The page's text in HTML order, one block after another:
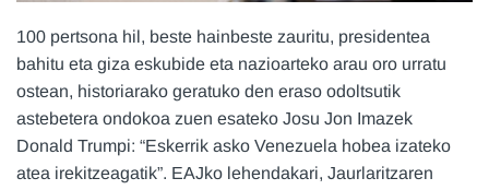
100 pertsona hil, beste hainbeste zauritu, presidentea
bahitu eta giza eskubide eta nazioarteko arau oro urratu
ostean, historiarako geratuko den eraso odoltsutik
astebetera ondokoa zuen esateko Josu Jon Imazek
Donald Trumpi: “Eskerrik asko Venezuela hobea izateko
atea irekitzeagatik”. EAJko lehendakari, Jaurlaritzaren